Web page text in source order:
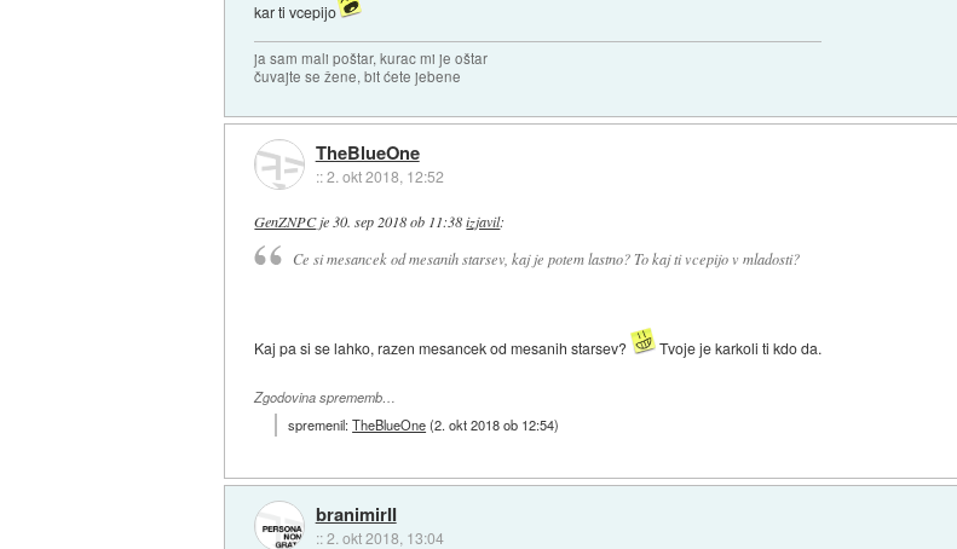
kar ti vcepijo
ja sam mali poštar, kurac mi je oštar
čuvajte se žene, bit ćete jebene
TheBlueOne
::2. okt 2018, 12:52
GenZNPCje30. sep 2018 ob 11:38 izjavil:
Ce si mesancek od mesanih starsev, kaj je potem lastno? To kaj ti vcepijo v mladosti?
Kaj pa si se lahko, razen mesancek od mesanih starsev? Tvoje je karkoli ti kdo da.
Zgodovina sprememb…
spremenil:TheBlueOne(2. okt 2018 ob 12:54)
branimirII
::2. okt 2018, 13:04